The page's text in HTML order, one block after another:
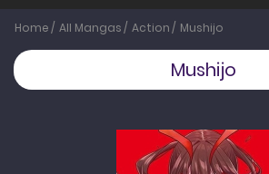
Home All Mangas Action Mushijo
Mushijo